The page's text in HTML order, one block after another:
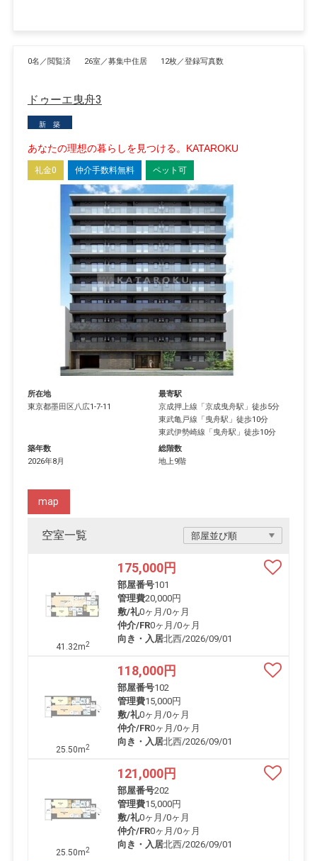
0名／閲覧済 26室／募集中住居 12枚／登録写真数
ドゥーエ曳舟3
新 築
あなたの理想の暮らしを見つける。KATAROKU
礼金0 仲介手数料無料 ペット可
所在地
東京都墨田区八広1-7-11
最寄駅
京成押上線 「京成曳舟駅 」徒歩5分
東武亀戸線 「曳舟駅 」徒歩10分
東武伊勢崎線 「曳舟駅 」徒歩10分
築年数
2026年8月
総階数
地上9階
空室一覧
map
41.32m2
175,000円
部屋番号101
管理費20,000円
敷/礼0ヶ月 /0ヶ月
仲介/FR0ヶ月 /0ヶ月
向き・入居北西/2026/09/01
25.50m2
118,000円
部屋番号102
管理費15,000円
敷/礼0ヶ月 /0ヶ月
仲介/FR0ヶ月 /0ヶ月
向き・入居北西/2026/09/01
25.50m2
121,000円
部屋番号202
管理費15,000円
敷/礼0ヶ月 /0ヶ月
仲介/FR0ヶ月 /0ヶ月
向き・入居北西/2026/09/01